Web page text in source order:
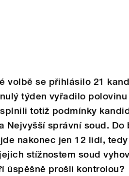
volbě se přihlásilo 21
týden vyřadilo
totiž podmínky
Nejvyšší správní soud. Do
nakonec jen 12 lidí,
stížnostem soud
úspěšně prošli kontrolou?